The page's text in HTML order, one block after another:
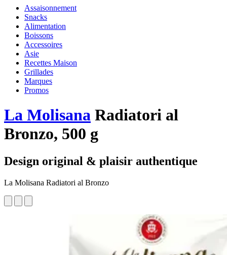
Assaisonnement
Snacks
Alimentation
Boissons
Accessoires
Asie
Recettes Maison
Grillades
Marques
Promos
La Molisana Radiatori al
Bronzo, 500 g
Design original & plaisir authentique
La Molisana Radiatori al Bronzo